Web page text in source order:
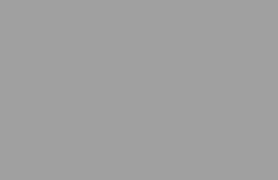
thể tận hưởng